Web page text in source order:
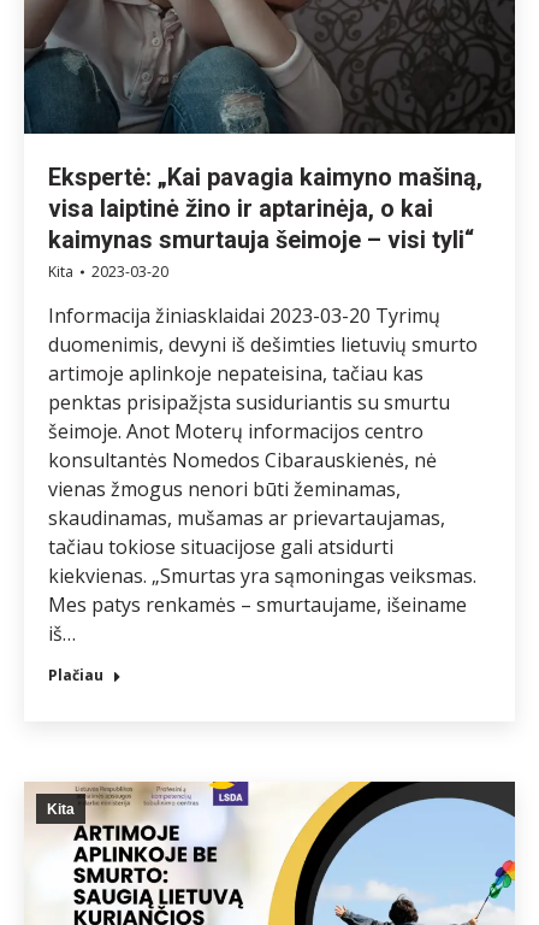
Ekspertė: „Kai pavagia kaimyno mašiną,
visa laiptinė žino ir aptarinėja, o kai
kaimynas smurtauja šeimoje – visi tyli“
Kita 2023-03-20
Informacija žiniasklaidai 2023-03-20 Tyrimų
duomenimis, devyni iš dešimties lietuvių smurto
artimoje aplinkoje nepateisina, tačiau kas
penktas prisipažįsta susiduriantis su smurtu
šeimoje. Anot Moterų informacijos centro
konsultantės Nomedos Cibarauskienės, nė
vienas žmogus nenori būti žeminamas,
skaudinamas, mušamas ar prievartaujamas,
tačiau tokiose situacijose gali atsidurti
kiekvienas. „Smurtas yra sąmoningas veiksmas.
Mes patys renkamės – smurtaujame, išeiname
iš…
Plačiau
Kita